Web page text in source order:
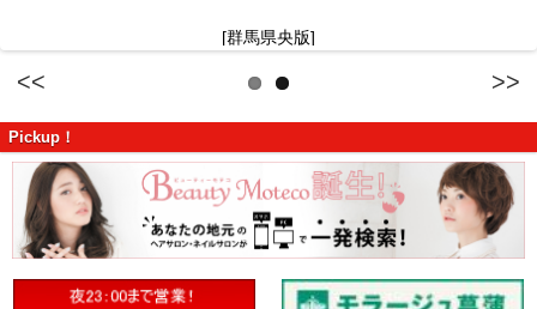
[群馬県央版]
Pickup！